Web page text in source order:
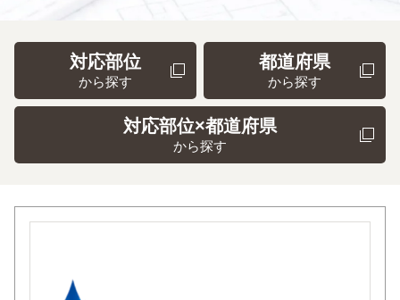
対応部位
から探す
都道府県
から探す
対応部位×都道府県
から探す